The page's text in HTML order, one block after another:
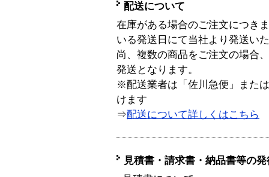
配送について
在庫がある場合のご注文につき
いる発送日にて当社より発送い
尚、複数の商品をご注文の場合
発送となります。
※配送業者は「佐川急便」また
けます
⇒配送について詳しくはこちら
見積書・請求書・納品書等の